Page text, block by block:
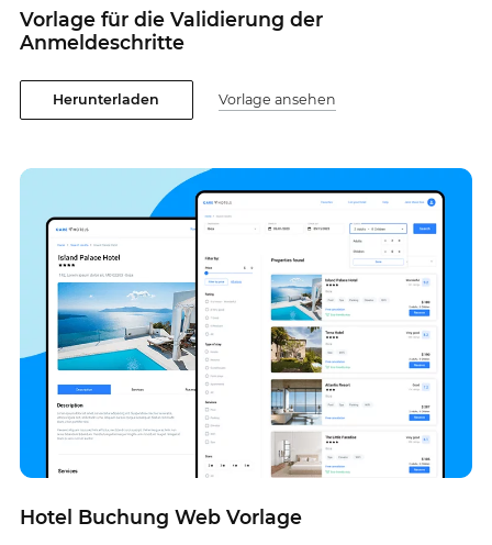
Vorlage für die Validierung der
Anmeldeschritte
Herunterladen Vorlage ansehen
Hotel Buchung Web Vorlage